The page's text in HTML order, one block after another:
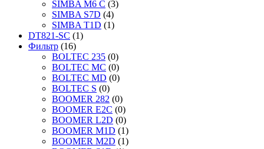
SIMBA M6 C (3)
SIMBA S7D (4)
SIMBA T1D (1)
DT821-SC (1)
Фильтр (16)
BOLTEC 235 (0)
BOLTEC MC (0)
BOLTEC MD (0)
BOLTEC S (0)
BOOMER 282 (0)
BOOMER E2C (0)
BOOMER L2D (0)
BOOMER M1D (1)
BOOMER M2D (1)